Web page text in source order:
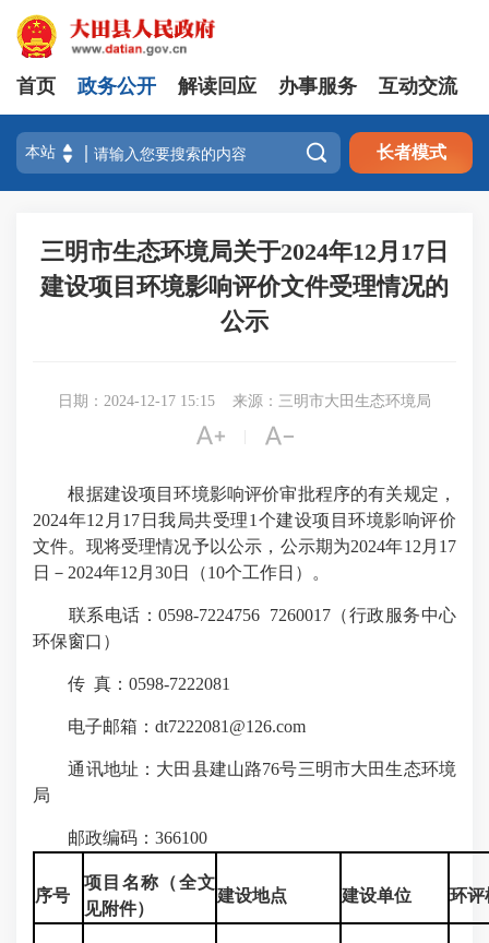
首页 政务公开 解读回应 办事服务 互动交流
 长者模式
三明市生态环境局关于2024年12月17日
建设项目环境影响评价文件受理情况的
公示
日期：2024-12-17 15:15 来源：三明市大田生态环境局
 
根据建设项目环境影响评价审批程序的有关规定，
2024年12月17日我局共受理1个建设项目环境影响评价
文件。现将受理情况予以公示，公示期为2024年12月17
日－2024年12月30日（10个工作日）。
联系电话：0598-7224756 7260017（行政服务中心
环保窗口）
传 真：0598-7222081
电子邮箱：dt7222081@126.com
通讯地址：大田县建山路76号三明市大田生态环境
局
邮政编码：366100
序号
项目名称（全文
见附件）
建设地点 建设单位 环评